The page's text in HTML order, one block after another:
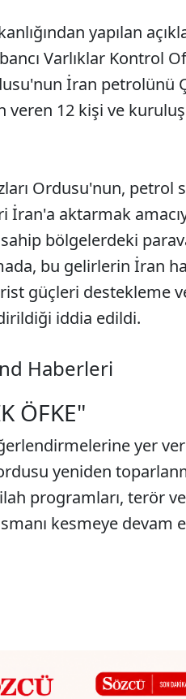
yapılan
Varlıklar Kontrol
İran petrolünü
12 kişi ve
Ordusu'nun, petrol
İran'a aktarmak
bölgelerdeki
bu gelirlerin İran
güçleri destekleme
iddia edildi.
Haberleri
ÖFKE"
yer
yeniden
programları, terör
kesmeye devam